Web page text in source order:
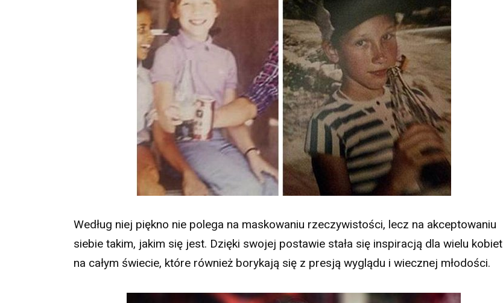
Według niej piękno nie polega na maskowaniu rzeczywistości, lecz na akceptowaniu
siebie takim, jakim się jest. Dzięki swojej postawie stała się inspiracją dla wielu kobiet
na całym świecie, które również borykają się z presją wyglądu i wiecznej młodości.